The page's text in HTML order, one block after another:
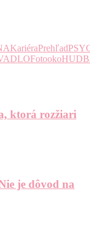
KariéraPrehľad
Fotooko
ktorá rozžiari
je dôvod na